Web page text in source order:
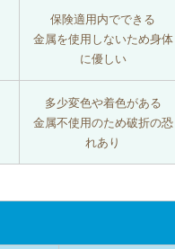
保険適用内でできる
金属を使用しないため身体
に優しい
多少変色や着色がある
金属不使用のため破折の恐
れあり